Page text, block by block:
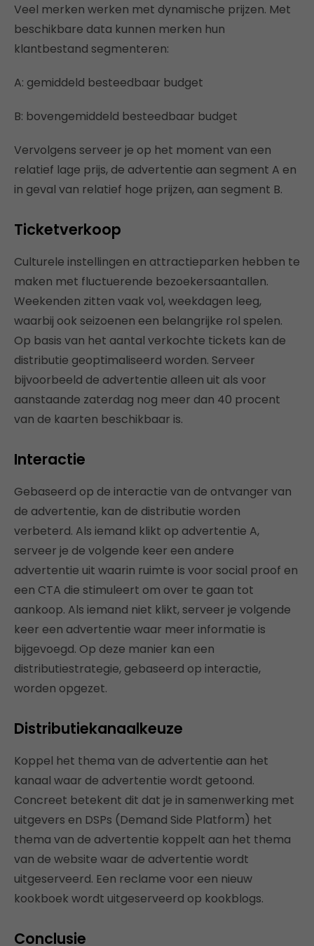
Veel merken werken met dynamische prijzen. Met
beschikbare data kunnen merken hun
klantbestand segmenteren:
A: gemiddeld besteedbaar budget
B: bovengemiddeld besteedbaar budget
Vervolgens serveer je op het moment van een
relatief lage prijs, de advertentie aan segment A en
in geval van relatief hoge prijzen, aan segment B.
Ticketverkoop
Culturele instellingen en attractieparken hebben te
maken met fluctuerende bezoekersaantallen.
Weekenden zitten vaak vol, weekdagen leeg,
waarbij ook seizoenen een belangrijke rol spelen.
Op basis van het aantal verkochte tickets kan de
distributie geoptimaliseerd worden. Serveer
bijvoorbeeld de advertentie alleen uit als voor
aanstaande zaterdag nog meer dan 40 procent
van de kaarten beschikbaar is.
Interactie
Gebaseerd op de interactie van de ontvanger van
de advertentie, kan de distributie worden
verbeterd. Als iemand klikt op advertentie A,
serveer je de volgende keer een andere
advertentie uit waarin ruimte is voor social proof en
een CTA die stimuleert om over te gaan tot
aankoop. Als iemand niet klikt, serveer je volgende
keer een advertentie waar meer informatie is
bijgevoegd. Op deze manier kan een
distributiestrategie, gebaseerd op interactie,
worden opgezet.
Distributiekanaalkeuze
Koppel het thema van de advertentie aan het
kanaal waar de advertentie wordt getoond.
Concreet betekent dit dat je in samenwerking met
uitgevers en DSPs (Demand Side Platform) het
thema van de advertentie koppelt aan het thema
van de website waar de advertentie wordt
uitgeserveerd. Een reclame voor een nieuw
kookboek wordt uitgeserveerd op kookblogs.
Conclusie